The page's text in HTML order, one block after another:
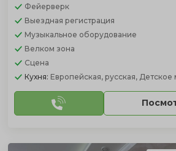
Фейерверк
Выездная регистрация
Музыкальное оборудование
Велком зона
Сцена
Кухня: Европейская, русская,